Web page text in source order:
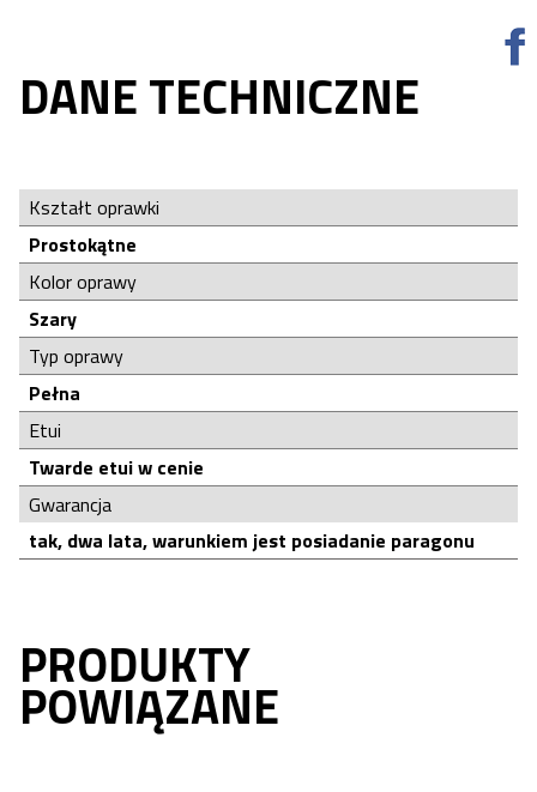
DANE TECHNICZNE
Kształt oprawki
Prostokątne
Kolor oprawy
Szary
Typ oprawy
Pełna
Etui
Twarde etui w cenie
Gwarancja
tak, dwa lata, warunkiem jest posiadanie paragonu
PRODUKTY
POWIĄZANE